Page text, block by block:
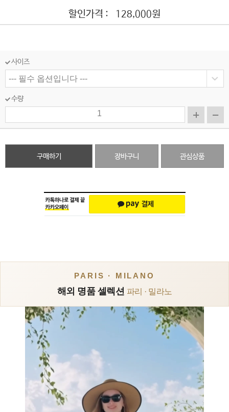
할인가격 : 128,000원
사이즈
수량
구매하기 장바구니 관심상품
PARIS · MILANO
해외 명품 셀렉션 파리 · 밀라노